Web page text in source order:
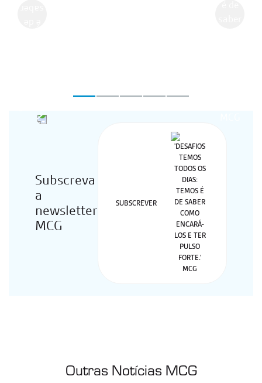
Subscreva
a
newsletter
MCG
SUBSCREVER
Outras Notícias MCG